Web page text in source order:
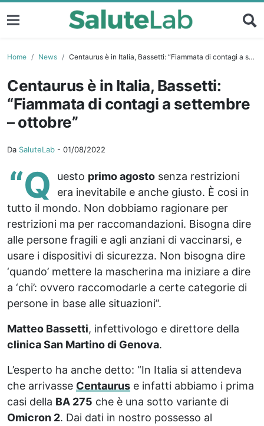
Home News Centaurus è in Italia, Bassetti: “Fiammata di contagi a settembre – ottobre”
Centaurus è in Italia, Bassetti:
“Fiammata di contagi a settembre
– ottobre”
Da SaluteLab - 01/08/2022
“Q uesto primo agosto senza restrizioni
era inevitabile e anche giusto. È cosi in
tutto il mondo. Non dobbiamo ragionare per
restrizioni ma per raccomandazioni. Bisogna dire
alle persone fragili e agli anziani di vaccinarsi, e
usare i dispositivi di sicurezza. Non bisogna dire
‘quando’ mettere la mascherina ma iniziare a dire
a ‘chi’: ovvero raccomodarle a certe categorie di
persone in base alle situazioni”.
Matteo Bassetti, infettivologo e direttore della
clinica San Martino di Genova.
L’esperto ha anche detto: “In Italia si attendeva
che arrivasse Centaurus e infatti abbiamo i prima
casi della BA 275 che è una sotto variante di
Omicron 2. Dai dati in nostro possesso al